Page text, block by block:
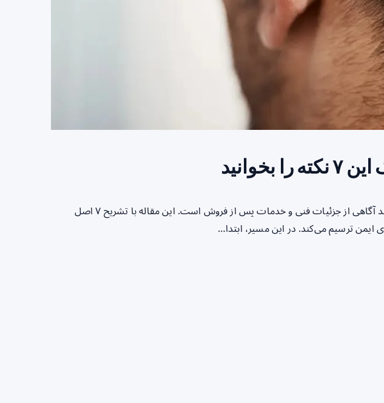
تصمیم‌گیری برای تهیهٔ سمعک نیازمند آگاهی از جزئیات فنی و خدمات پس از فروش است. این مقاله با تشریح ۷ اصل
ایمن ترسیم می‌کند. در این مسیر، ابتدا…